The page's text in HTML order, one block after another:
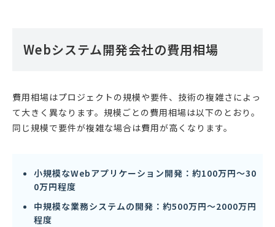
Webシステム開発会社の費用相場
費用相場はプロジェクトの規模や要件、技術の複雑さによっ
て大きく異なります。規模ごとの費用相場は以下のとおり。
同じ規模で要件が複雑な場合は費用が高くなります。
小規模なWebアプリケーション開発：約100万円〜30
0万円程度
中規模な業務システムの開発：約500万円〜2000万円
程度